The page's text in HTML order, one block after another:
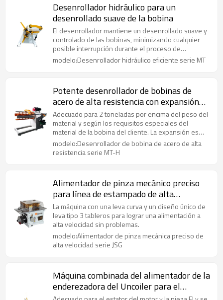
Desenrollador hidráulico para un
desenrollado suave de la bobina
El desenrollador mantiene un desenrollado suave y
controlado de las bobinas, minimizando cualquier
posible interrupción durante el proceso de
producción.
modelo:Desenrollador hidráulico eficiente serie MT
Potente desenrollador de bobinas de
acero de alta resistencia con expansión
hidráulica para un manejo eficiente de las
bobinas
Adecuado para 2 toneladas por encima del peso del
material y según los requisitos especiales del
material de la bobina del cliente. La expansión es
hidráulica.
modelo:Desenrollador de bobina de acero de alta
resistencia serie MT-H
Alimentador de pinza mecánico preciso
para línea de estampado de alta
velocidad
La máquina con una leva curva y un diseño único de
leva tipo 3 tableros para lograr una alimentación a
alta velocidad sin problemas.
modelo:Alimentador de pinza mecánica preciso de
alta velocidad serie JSG
Máquina combinada del alimentador de la
enderezadora del Uncoiler para el
estampado de alta velocidad del acero de